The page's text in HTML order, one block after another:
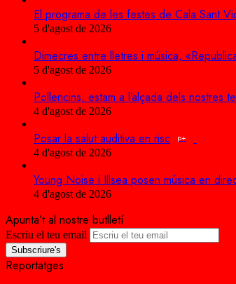
El programa de les festes de Cala Sant
5 d'agost de 2026
Dimecres entre lletres i música,
5 d'agost de 2026
Pollencins, estam a l’alçada dels nostres
4 d'agost de 2026
Posar la salut auditiva en risc p+
4 d'agost de 2026
Young Noise i Illsea posen música en
4 d'agost de 2026
Apunta’t al nostre butlletí
Escriu el teu email
Reportatges